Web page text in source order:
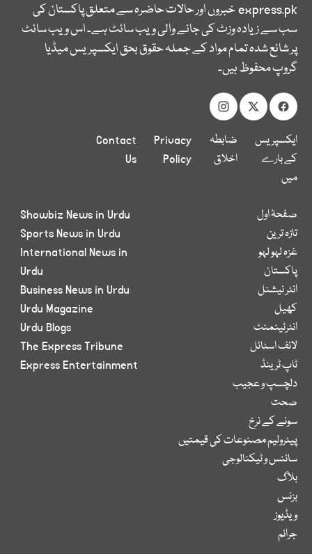
express.pkخبروں اور حالات حاضرہ سے متعلق پاکستان کی
سب سے زیادہ وزٹ کی جانے والی ویب سائٹ ہے۔ اس ویب سائٹ
پر شائع شدہ تمام مواد کے جملہ حقوق بحق ایکسپریس میڈیا
گروپ محفوظ ہیں۔
ایکسپریس
کے بارے
میں
ضابطہ
اخلاق
Privacy
Policy
Contact
Us
صفحۂ اول
تازہ ترین
غزہ لہو لہو
پاکستان
انٹر نیشنل
کھیل
انٹرٹینمنٹ
لائف اسٹائل
ٹاپ ٹرینڈ
دلچسپ و عجیب
صحت
سونے کے نرخ
پیٹرولیم مصنوعات کی قیمتیں
سائنس و ٹیکنالوجی
بلاگ
بزنس
ویڈیوز
جرائم
Showbiz News in Urdu
Sports News in Urdu
International News in
Urdu
Business News in Urdu
Urdu Magazine
Urdu Blogs
The Express Tribune
Express Entertainment